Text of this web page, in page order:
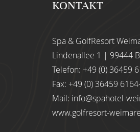
KONTAKT
Spa & GolfResort
Lindenallee 1 | 99444
Telefon: +49 (0) 36459
Fax: +49 (0) 36459
Mail: info@spahotel-
www.golfresort-